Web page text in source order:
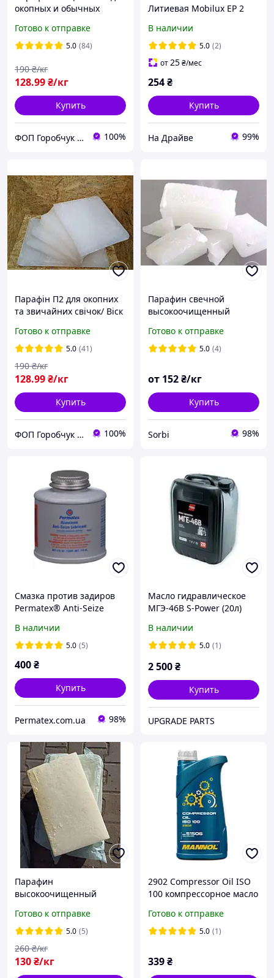
окопных и обычных
обработки древесины /
Воск / Продаж кратно 5кг
Готово к отправке
5.0 (84)
128.99₴/кг
190 ₴/кг
Купить
ФОП Горобчук Владислав Петрович 100%
Литиевая Mobilux EP 2
В наличии
5.0 (2)
от25₴/мес
254₴
Купить
На Драйве 99%
Парафін П2 для окопних
та звичайних свічок/ Віск
Готово к отправке
5.0 (41)
128.99₴/кг
190 ₴/кг
Купить
ФОП Горобчук Владислав Петрович 100%
Парафин свечной
высокоочищенный
3кг)
Готово к отправке
5.0 (4)
от 152₴/кг
Купить
Sorbi 98%
Смазка против задиров
Permatex® Anti-Seize
В наличии
5.0 (5)
400₴
Купить
Permatex.com.ua 98%
Масло гидравлическое
МГЭ-46В S-Power (20л)
В наличии
5.0 (1)
2 500₴
Купить
UPGRADE PARTS
Парафин
высокоочищенный
маркировка П-2 FR 56-58
в брикет пластинах +/- 5
кг в коробках 30 кг
Готово к отправке
5.0 (5)
130₴/кг
260 ₴/кг
2902 Compressor Oil ISO
100 компрессорное масло
Готово к отправке
5.0 (1)
339₴